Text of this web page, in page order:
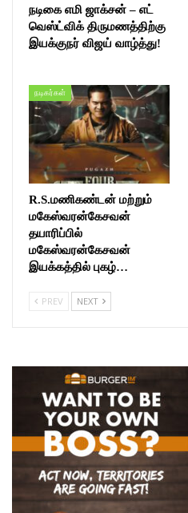
நடிகை எமி ஜாக்சன் – எட்
வெஸ்ட்விக் திருமணத்திற்கு
இயக்குநர் விஜய் வாழ்த்து!
நடிகர்கள்
R.S.மணிகண்டன் மற்றும்
மகேஸ்வரன்கேசவன்
தயாரிப்பில்
மகேஸ்வரன்கேசவன்
இயக்கத்தில் புகழ்…
PREV NEXT